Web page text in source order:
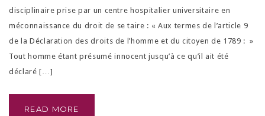
disciplinaire prise par un centre hospitalier universitaire en
méconnaissance du droit de se taire : « Aux termes de l’article 9
de la Déclaration des droits de l’homme et du citoyen de 1789 : »
Tout homme étant présumé innocent jusqu’à ce qu’il ait été
déclaré […]
READ MORE